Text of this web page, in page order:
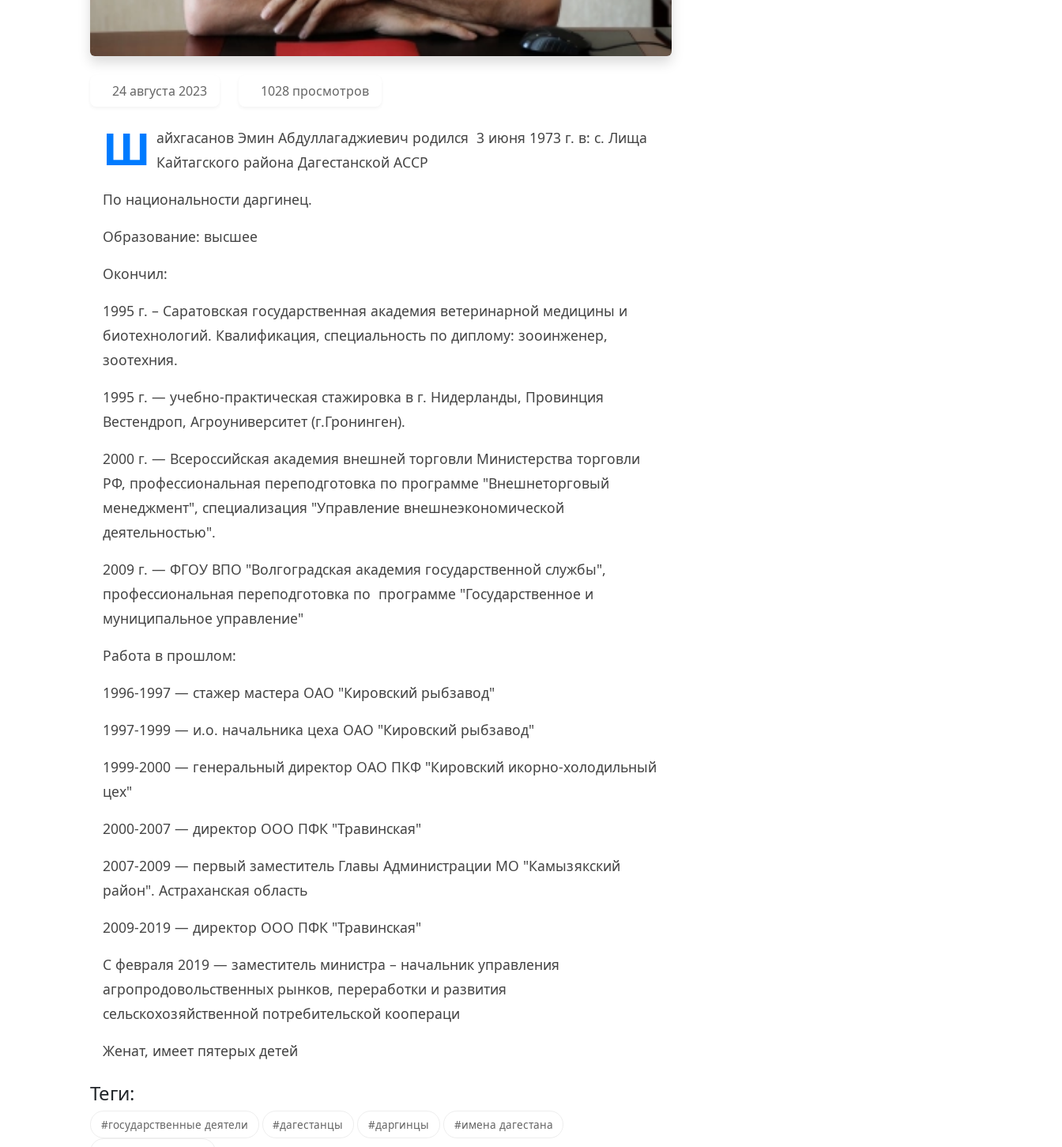
24 августа 2023 1028 просмотров
Ш айхгасанов Эмин Абдуллагаджиевич родился 3 июня 1973 г. в: с. Лища
Кайтагского района Дагестанской АССР
По национальности даргинец.
Образование: высшее
Окончил:
1995 г. – Саратовская государственная академия ветеринарной медицины и
биотехнологий. Квалификация, специальность по диплому: зооинженер,
зоотехния.
1995 г. — учебно-практическая стажировка в г. Нидерланды, Провинция
Вестендроп, Агроуниверситет (г.Гронинген).
2000 г. — Всероссийская академия внешней торговли Министерства торговли
РФ, профессиональная переподготовка по программе "Внешнеторговый
менеджмент", специализация "Управление внешнеэкономической
деятельностью".
2009 г. — ФГОУ ВПО "Волгоградская академия государственной службы",
профессиональная переподготовка по программе "Государственное и
муниципальное управление"
Работа в прошлом:
1996-1997 — стажер мастера ОАО "Кировский рыбзавод"
1997-1999 — и.о. начальника цеха ОАО "Кировский рыбзавод"
1999-2000 — генеральный директор ОАО ПКФ "Кировский икорно-холодильный
цех"
2000-2007 — директор ООО ПФК "Травинская"
2007-2009 — первый заместитель Главы Администрации МО "Камызякский
район". Астраханская область
2009-2019 — директор ООО ПФК "Травинская"
С февраля 2019 — заместитель министра – начальник управления
агропродовольственных рынков, переработки и развития
сельскохозяйственной потребительской коопераци
Женат, имеет пятерых детей
Теги:
#государственные деятели #дагестанцы #даргинцы
#имена дагестана